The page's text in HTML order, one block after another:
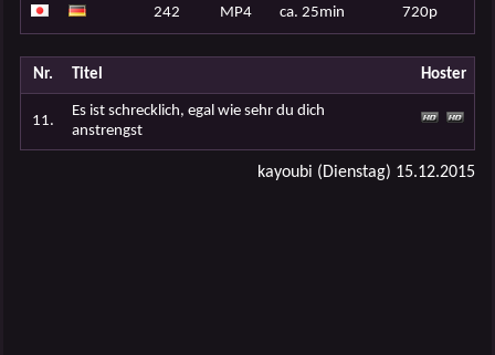
242 MP4 ca. 25min 720p
Nr. Titel Hoster
11.
Es ist schrecklich, egal wie sehr du dich
anstrengst
kayoubi (Dienstag) 15.12.2015